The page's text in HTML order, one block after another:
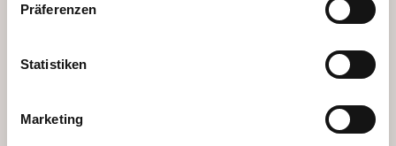
Präferenzen
Statistiken
Marketing